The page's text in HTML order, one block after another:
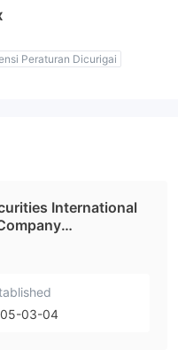
Peraturan Dicurigai
International
03-04